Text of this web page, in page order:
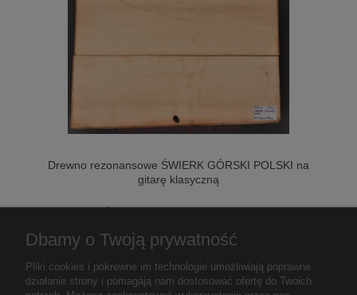
Drewno rezonansowe ŚWIERK GÓRSKI POLSKI na
gitarę klasyczną
399,00 zł
do koszyka
Dbamy o Twoją prywatność
Pliki cookies i pokrewne im technologie umożliwiają poprawne
działanie strony i pomagają nam dostosować ofertę do Twoich